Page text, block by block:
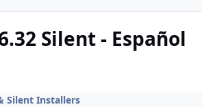
Silent - Español
Silent Installers